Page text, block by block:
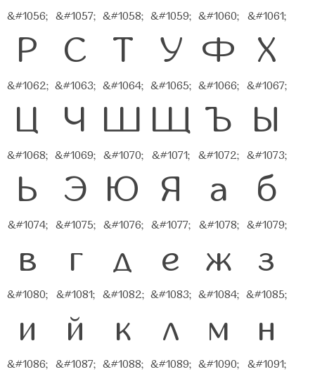
&#1056;
Р
&#1057;
С
&#1058;
Т
&#1059;
У
&#1060;
Ф
&#1061;
Х
&#1062;
Ц
&#1063;
Ч
&#1064;
Ш
&#1065;
Щ
&#1066;
Ъ
&#1067;
Ы
&#1068;
Ь
&#1069;
Э
&#1070;
Ю
&#1071;
Я
&#1072;
а
&#1073;
б
&#1074;
в
&#1075;
г
&#1076;
д
&#1077;
е
&#1078;
ж
&#1079;
з
&#1080;
и
&#1081;
й
&#1082;
к
&#1083;
л
&#1084;
м
&#1085;
н
&#1086; &#1087; &#1088; &#1089; &#1090; &#1091;